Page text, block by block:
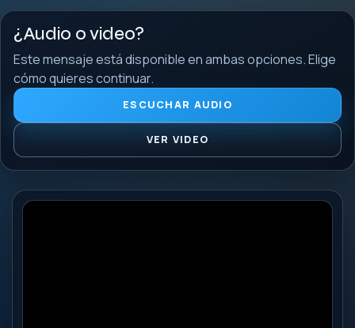
¿Audio o video?
Este mensaje está disponible en ambas opciones. Elige
cómo quieres continuar.
ESCUCHAR AUDIO
VER VIDEO